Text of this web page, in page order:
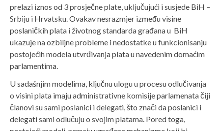
prelazi iznos od 3 prosječne plate, uključujući i susjede BiH –
Srbiju i Hrvatsku. Ovakav nesrazmjer između visine
poslaničkih plata i životnog standarda građana u BiH
ukazuje na ozbiljne probleme i nedostatke u funkcionisanju
postojećih modela utvrđivanja plata u navedenim domaćim
parlamentima.
U sadašnjim modelima, ključnu ulogu u procesu odlučivanja
o visini plata imaju administrativne komisije parlamenata čiji
članovi su sami poslanici i delegati, što znači da poslanici i
delegati sami odlučuju o svojim platama. Pored toga,